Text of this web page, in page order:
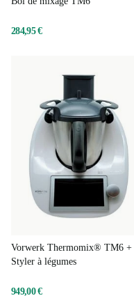
Vorwerk Thermomix® Friend +
Vorwerk Thermomix® TM6 +